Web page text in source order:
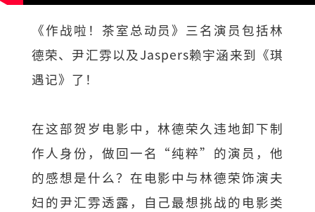
《作战啦！茶室总动员》三名演员包括林
德荣、尹汇雰以及Jaspers赖宇涵来到《琪
遇记》了！
在这部贺岁电影中，林德荣久违地卸下制
作人身份，做回一名“纯粹”的演员，他
的感想是什么？在电影中与林德荣饰演夫
妇的尹汇雰透露，自己最想挑战的电影类